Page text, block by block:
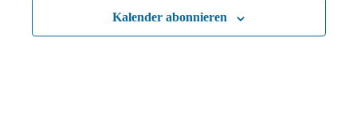
Kalender abonnieren